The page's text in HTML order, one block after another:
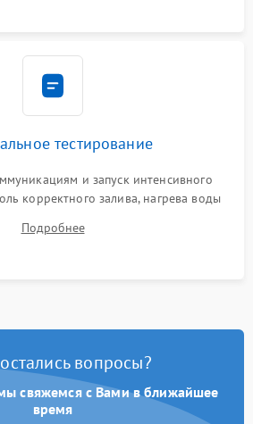
тестирование
и запуск интенсивного
корректного залива, нагрева воды
отсутствия посторонних шумов,
и абсолютной сухости в поддоне.
Подробнее
вопросы?
мы свяжемся с Вами в ближайшее
время